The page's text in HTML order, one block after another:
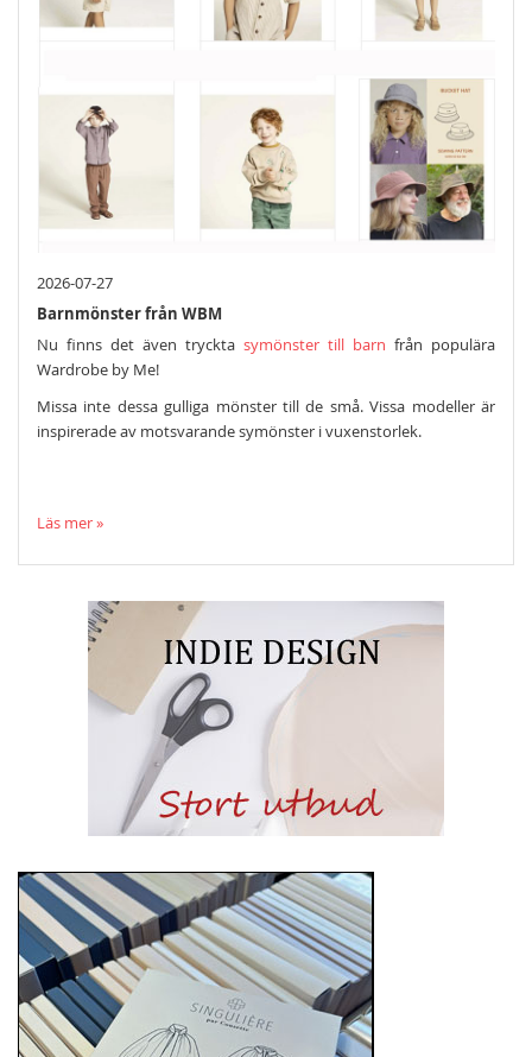
2026-07-27
Barnmönster från WBM
Nu finns det även tryckta symönster till barn från populära
Wardrobe by Me!
Missa inte dessa gulliga mönster till de små. Vissa modeller är
inspirerade av motsvarande symönster i vuxenstorlek.
Läs mer »